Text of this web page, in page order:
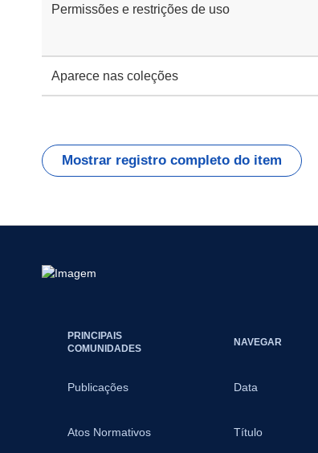
Permissões e restrições de uso
Aparece nas coleções
Mostrar registro completo do item
PRINCIPAIS
COMUNIDADES
Publicações
Atos Normativos
NAVEGAR
Data
Título